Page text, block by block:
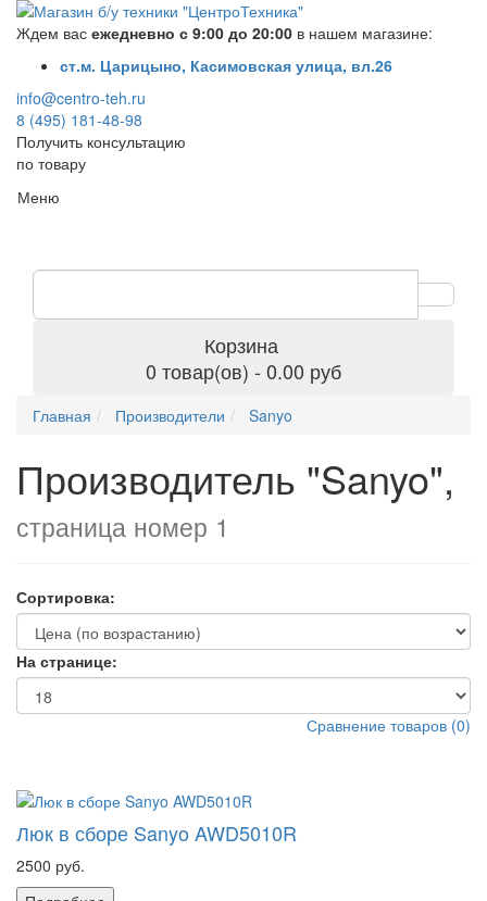
Ждем вас ежедневно с 9:00 до 20:00 в нашем магазине:
ст.м. Царицыно, Касимовская улица, вл.26
info@centro-teh.ru
8 (495) 181-48-98
Получить консультацию
по товару
Меню
Корзина
0 товар(ов) - 0.00 руб
Главная Производители Sanyo
Производитель "Sanyo",
страница номер 1
Сортировка:
На странице:
Сравнение товаров (0)
Люк в сборе Sanyo AWD5010R
2500 руб.